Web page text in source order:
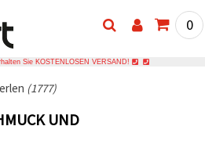
0
Sie KOSTENLOSEN VERSAND!
(1777)
UND